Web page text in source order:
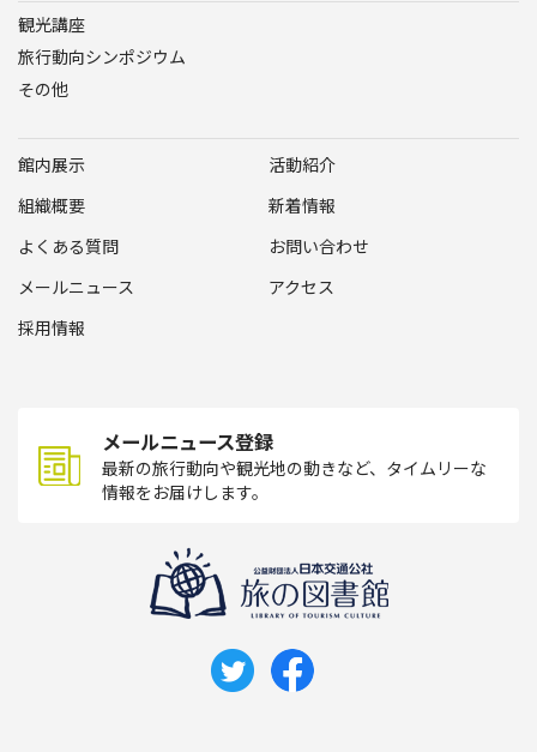
観光講座
旅行動向シンポジウム
その他
館内展示
活動紹介
組織概要
新着情報
よくある質問
お問い合わせ
メールニュース
アクセス
採用情報
メールニュース登録
最新の旅行動向や観光地の動きなど、タイムリーな
情報をお届けします。